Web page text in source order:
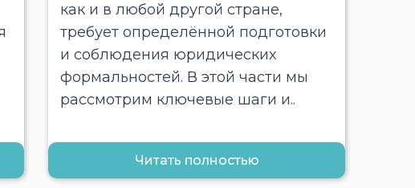
как и в любой другой стране,
требует определённой подготовки
и соблюдения юридических
формальностей. В этой части мы
рассмотрим ключевые шаги и..
Читать полностью